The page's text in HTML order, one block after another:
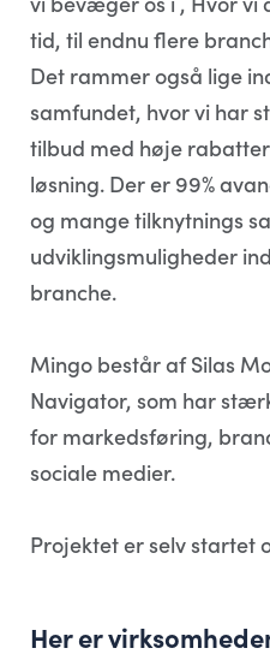
tid, til endnu flere
Det rammer også lige
samfundet, hvor vi har
tilbud med høje
løsning. Der er 99%
og mange tilknytnings
udviklingsmuligheder
branche.
Mingo består af Silas
Navigator, som har
for markedsføring,
sociale medier.
Projektet er selv startet
Her er